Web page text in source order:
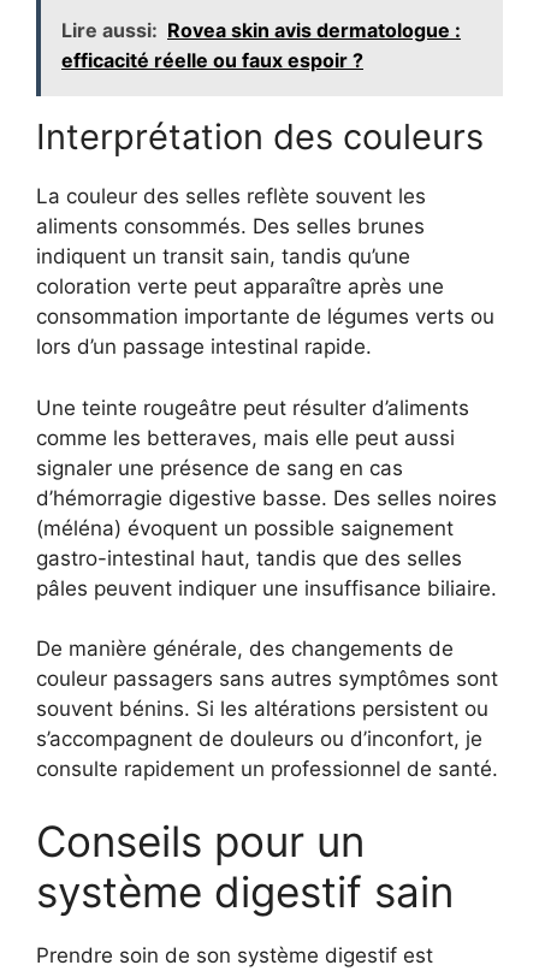
Lire aussi: Rovea skin avis dermatologue :
efficacité réelle ou faux espoir ?
Interprétation des couleurs
La couleur des selles reflète souvent les
aliments consommés. Des selles brunes
indiquent un transit sain, tandis qu’une
coloration verte peut apparaître après une
consommation importante de légumes verts ou
lors d’un passage intestinal rapide.
Une teinte rougeâtre peut résulter d’aliments
comme les betteraves, mais elle peut aussi
signaler une présence de sang en cas
d’hémorragie digestive basse. Des selles noires
(méléna) évoquent un possible saignement
gastro-intestinal haut, tandis que des selles
pâles peuvent indiquer une insuffisance biliaire.
De manière générale, des changements de
couleur passagers sans autres symptômes sont
souvent bénins. Si les altérations persistent ou
s’accompagnent de douleurs ou d’inconfort, je
consulte rapidement un professionnel de santé.
Conseils pour un
système digestif sain
Prendre soin de son système digestif est